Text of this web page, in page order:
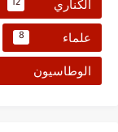
الكناري 12
علماء 8
الوطاسيون